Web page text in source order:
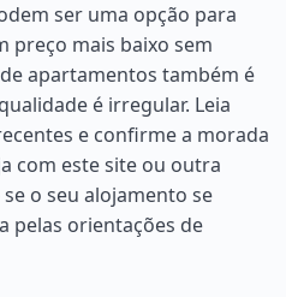
ser uma opção para
preço mais baixo sem
apartamentos também é
é irregular. Leia
e confirme a morada
com este site ou outra
o seu alojamento se
pelas orientações de